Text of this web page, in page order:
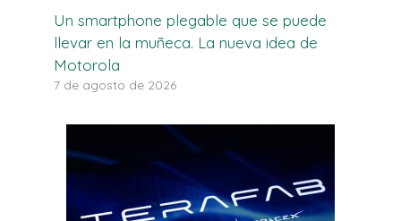
Un smartphone plegable que se puede
llevar en la muñeca. La nueva idea de
Motorola
7 de agosto de 2026